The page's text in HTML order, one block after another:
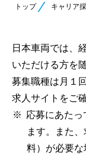
トップ キャリア
日本車両では、
いただける方を
募集職種は月１
求人サイトをご
応募にあたっ
ます。また
料）が必要な